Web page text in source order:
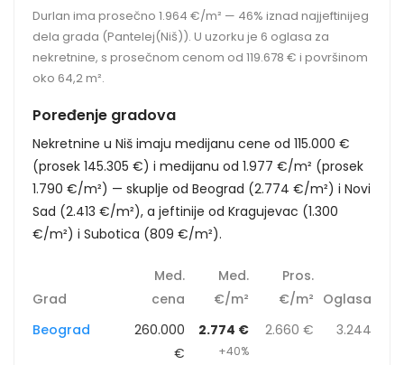
Durlan ima prosečno 1.964 €/m² — 46% iznad najjeftinijeg
dela grada (Pantelej(Niš)). U uzorku je 6 oglasa za
nekretnine, s prosečnom cenom od 119.678 € i površinom
oko 64,2 m².
Poređenje gradova
Nekretnine u Niš imaju medijanu cene od 115.000 €
(prosek 145.305 €) i medijanu od 1.977 €/m² (prosek
1.790 €/m²) — skuplje od Beograd (2.774 €/m²) i Novi
Sad (2.413 €/m²), a jeftinije od Kragujevac (1.300
€/m²) i Subotica (809 €/m²).
Grad
Med.
cena
Med.
€/m²
Pros.
€/m² Oglasa
Beograd
260.000
€
2.774 €
+40%
2.660 € 3.244